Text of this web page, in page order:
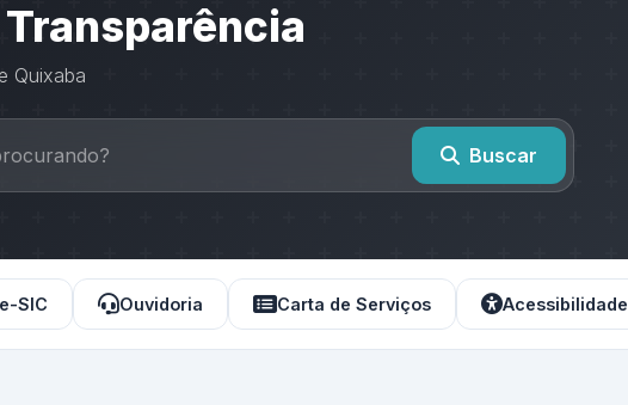
Quixaba
Buscar
e-SIC Ouvidoria Carta de Serviços Acessibilidade